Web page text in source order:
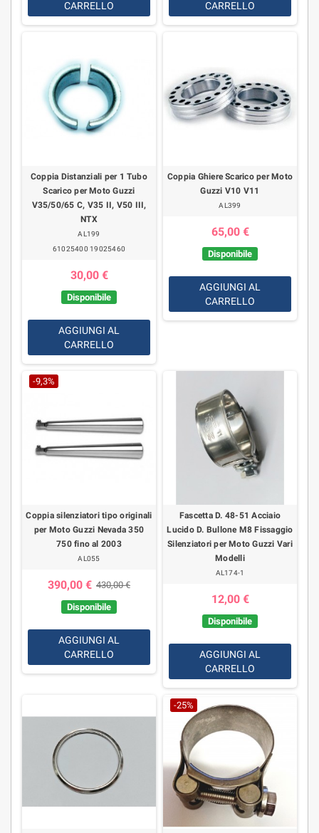
CARRELLO CARRELLO
Coppia Distanziali per 1 Tubo
Scarico per Moto Guzzi
V35/50/65 C, V35 II, V50 III,
NTX
AL199
61025400 19025460
30,00 €
Disponibile
AGGIUNGI AL
CARRELLO
Coppia Ghiere Scarico per Moto
Guzzi V10 V11
AL399
65,00 €
Disponibile
AGGIUNGI AL
CARRELLO
-9,3%
Coppia silenziatori tipo originali
per Moto Guzzi Nevada 350
750 fino al 2003
AL055
390,00 € 430,00 €
Disponibile
AGGIUNGI AL
CARRELLO
Fascetta D. 48-51 Acciaio
Lucido D. Bullone M8 Fissaggio
Silenziatori per Moto Guzzi Vari
Modelli
AL174-1
12,00 €
Disponibile
AGGIUNGI AL
CARRELLO
-25%